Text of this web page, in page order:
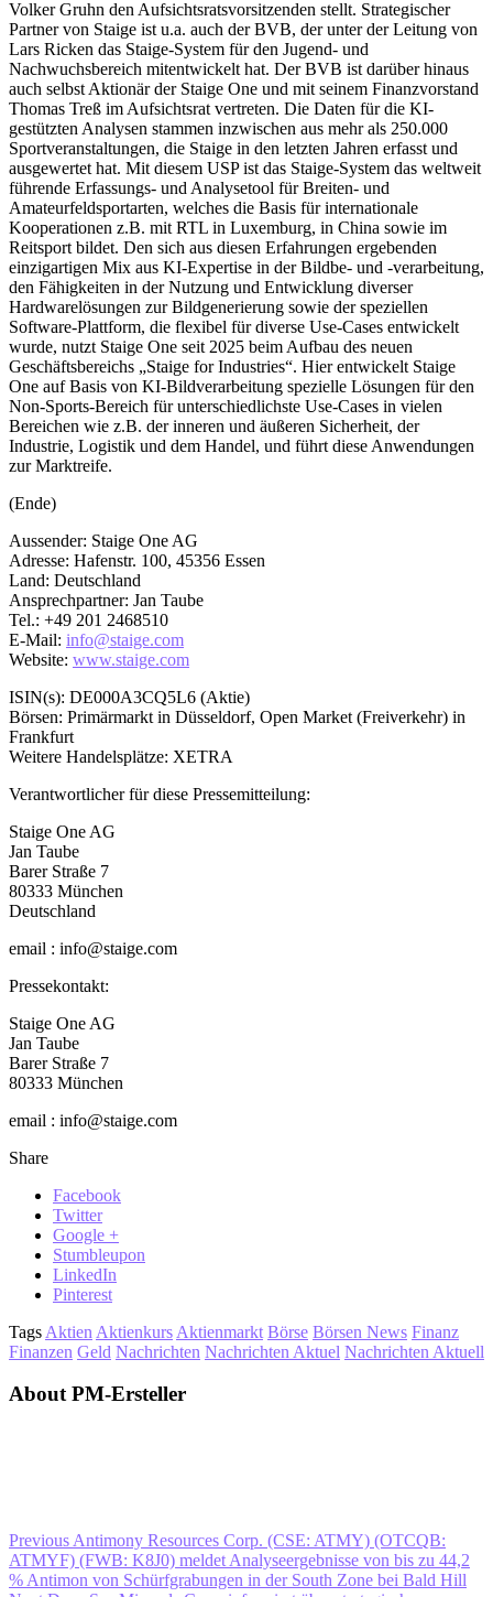
Volker Gruhn den Aufsichtsratsvorsitzenden stellt. Strategischer
Partner von Staige ist u.a. auch der BVB, der unter der Leitung von
Lars Ricken das Staige-System für den Jugend- und
Nachwuchsbereich mitentwickelt hat. Der BVB ist darüber hinaus
auch selbst Aktionär der Staige One und mit seinem Finanzvorstand
Thomas Treß im Aufsichtsrat vertreten. Die Daten für die KI-
gestützten Analysen stammen inzwischen aus mehr als 250.000
Sportveranstaltungen, die Staige in den letzten Jahren erfasst und
ausgewertet hat. Mit diesem USP ist das Staige-System das weltweit
führende Erfassungs- und Analysetool für Breiten- und
Amateurfeldsportarten, welches die Basis für internationale
Kooperationen z.B. mit RTL in Luxemburg, in China sowie im
Reitsport bildet. Den sich aus diesen Erfahrungen ergebenden
einzigartigen Mix aus KI-Expertise in der Bildbe- und -verarbeitung,
den Fähigkeiten in der Nutzung und Entwicklung diverser
Hardwarelösungen zur Bildgenerierung sowie der speziellen
Software-Plattform, die flexibel für diverse Use-Cases entwickelt
wurde, nutzt Staige One seit 2025 beim Aufbau des neuen
Geschäftsbereichs „Staige for Industries“. Hier entwickelt Staige
One auf Basis von KI-Bildverarbeitung spezielle Lösungen für den
Non-Sports-Bereich für unterschiedlichste Use-Cases in vielen
Bereichen wie z.B. der inneren und äußeren Sicherheit, der
Industrie, Logistik und dem Handel, und führt diese Anwendungen
zur Marktreife.
(Ende)
Aussender: Staige One AG
Adresse: Hafenstr. 100, 45356 Essen
Land: Deutschland
Ansprechpartner: Jan Taube
Tel.: +49 201 2468510
E-Mail: info@staige.com
Website: www.staige.com
ISIN(s): DE000A3CQ5L6 (Aktie)
Börsen: Primärmarkt in Düsseldorf, Open Market (Freiverkehr) in
Frankfurt
Weitere Handelsplätze: XETRA
Verantwortlicher für diese Pressemitteilung:
Staige One AG
Jan Taube
Barer Straße 7
80333 München
Deutschland
email : info@staige.com
Pressekontakt:
Staige One AG
Jan Taube
Barer Straße 7
80333 München
email : info@staige.com
Share
Facebook
Twitter
Google +
Stumbleupon
LinkedIn
Pinterest
Tags Aktien Aktienkurs Aktienmarkt Börse Börsen News Finanz
Finanzen Geld Nachrichten Nachrichten Aktuel Nachrichten Aktuell
About PM-Ersteller
Previous Antimony Resources Corp. (CSE: ATMY) (OTCQB:
ATMYF) (FWB: K8J0) meldet Analyseergebnisse von bis zu 44,2
% Antimon von Schürfgrabungen in der South Zone bei Bald Hill